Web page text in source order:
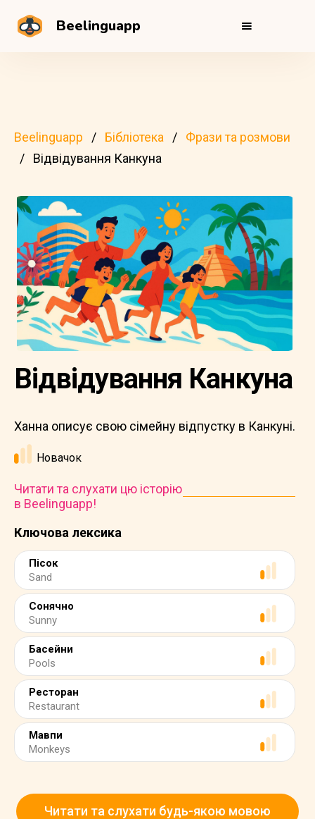
Beelinguapp
Beelinguapp Бібліотека
Фрази та розмови
Відвідування Канкуна
Ключова лексика
Пісок
Sand
Сонячно
Sunny
Басейни
Pools
Ресторан
Restaurant
Мавпи
Monkeys
Відвідування Канкуна
Ханна описує свою сімейну відпустку в Канкуні.
Новачок
Читати та слухати цю історію
в Beelinguapp!
Читати та слухати будь-якою мовою